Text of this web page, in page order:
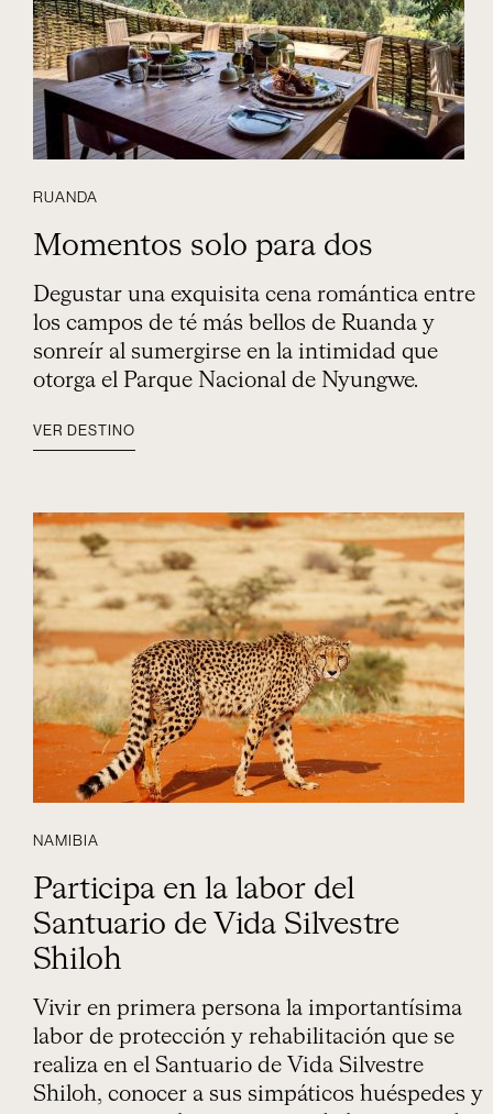
RUANDA
Momentos solo para dos
Degustar una exquisita cena romántica entre
los campos de té más bellos de Ruanda y
sonreír al sumergirse en la intimidad que
otorga el Parque Nacional de Nyungwe.
VER DESTINO
NAMIBIA
Participa en la labor del
Santuario de Vida Silvestre
Shiloh
Vivir en primera persona la importantísima
labor de protección y rehabilitación que se
realiza en el Santuario de Vida Silvestre
Shiloh, conocer a sus simpáticos huéspedes y